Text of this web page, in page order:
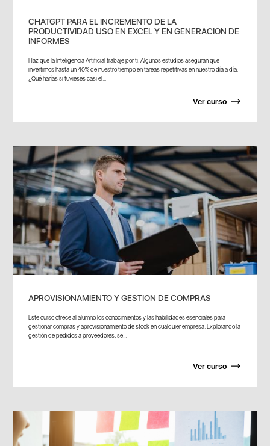
CHATGPT PARA EL INCREMENTO DE LA
PRODUCTIVIDAD USO EN EXCEL Y EN GENERACION DE
INFORMES
Haz que la Inteligencia Artificial trabaje por ti. Algunos estudios aseguran que
invertimos hasta un 40% de nuestro tiempo en tareas repetitivas en nuestro día a día.
¿Qué harías si tuvieses casi el...
Ver curso
APROVISIONAMIENTO Y GESTION DE COMPRAS
Este curso ofrece al alumno los conocimientos y las habilidades esenciales para
gestionar compras y aprovisionamiento de stock en cualquier empresa. Explorando la
gestión de pedidos a proveedores, se...
Ver curso